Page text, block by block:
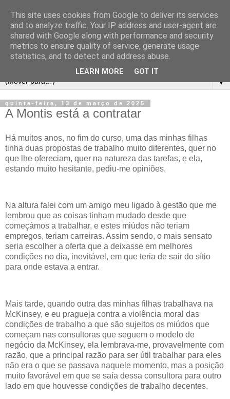
▼
quinta-feira, 13 de março de 2025
A Montis está a contratar
Há muitos anos, no fim do curso, uma das minhas filhas
tinha duas propostas de trabalho muito diferentes, quer no
que lhe ofereciam, quer na natureza das tarefas, e ela,
estando muito hesitante, pediu-me opiniões.
Na altura falei com um amigo meu ligado à gestão que me
lembrou que as coisas tinham mudado desde que
começámos a trabalhar, e estes miúdos não teriam
empregos, teriam carreiras. Assim sendo, o mais sensato
seria escolher a oferta que a deixasse em melhores
condições no dia, inevitável, em que teria de sair do sítio
para onde estava a entrar.
Mais tarde, quando outra das minhas filhas trabalhava na
McKinsey, e eu pragueja contra a violência moral das
condições de trabalho a que são sujeitos os miúdos que
começam nas consultoras que seguem o modelo de
negócio da McKinsey, ela lembrava-me, provavelmente com
razão, que a principal razão para ser útil trabalhar para eles
não era o que se passava naquele momento, mas a posição
muito favorável em que se saía dessa consultora para outro
lado em que houvesse condições de trabalho decentes.
This site uses cookies from Google to deliver its services
and to analyze traffic. Your IP address and user-agent are
shared with Google along with performance and security
metrics to ensure quality of service, generate usage
statistics, and to detect and address abuse.
LEARN MORE GOT IT